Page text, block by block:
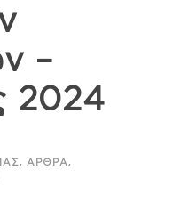
–
2024
, ΆΡΘΡΑ,